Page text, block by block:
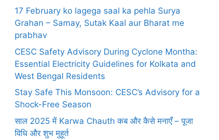
17 February ko lagega saal ka pehla Surya
Grahan – Samay, Sutak Kaal aur Bharat me
prabhav
CESC Safety Advisory During Cyclone Montha:
Essential Electricity Guidelines for Kolkata and
West Bengal Residents
Stay Safe This Monsoon: CESC’s Advisory for a
Shock-Free Season
साल 2025 में Karwa Chauth कब और कैसे मनाएँ – पूजा
विधि और शुभ मुहूर्त